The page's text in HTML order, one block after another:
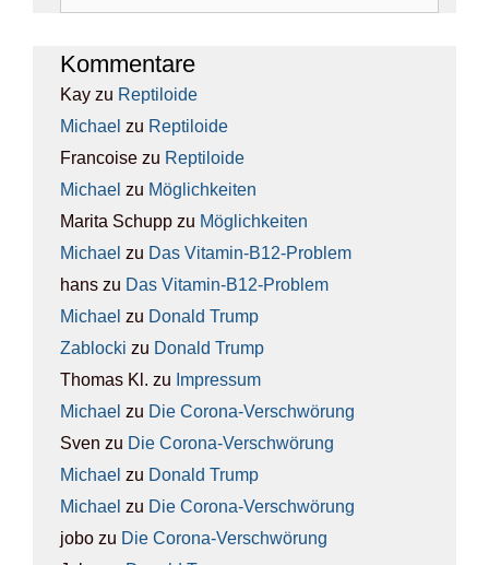
Kom­men­ta­re
Kay zu Rep­ti­lo­ide
Michael zu Rep­ti­lo­ide
Francoise zu Rep­ti­lo­ide
Michael zu Mög­lich­kei­ten
Marita Schupp zu Mög­lich­kei­ten
Michael zu Das Vit­amin-B12-Pro­blem
hans zu Das Vit­amin-B12-Pro­blem
Michael zu Donald Trump
Zablocki zu Donald Trump
Thomas Kl. zu Impres­sum
Michael zu Die Coro­na-Ver­schwö­rung
Sven zu Die Coro­na-Ver­schwö­rung
Michael zu Donald Trump
Michael zu Die Coro­na-Ver­schwö­rung
jobo zu Die Coro­na-Ver­schwö­rung